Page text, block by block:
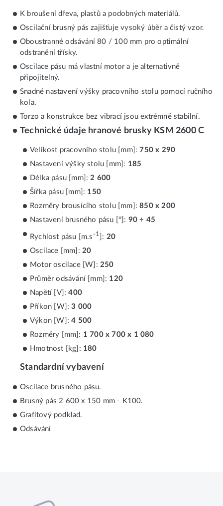
K broušení dřeva, plastů a podobných materiálů.
Oscilační brusný pás zajišťuje vysoký úběr a čistý vzor.
Oboustranné odsávání 80 / 100 mm pro optimální
odstranění třísky.
Oscilace pásu má vlastní motor a je alternativně
připojitelný.
Snadné nastavení výšky pracovního stolu pomocí ručního
kola.
Torzo a konstrukce bez vibrací jsou extrémně stabilní.
Technické údaje hranové brusky KSM 2600 C
Velikost pracovního stolu [mm]:750 x 290
Nastavení výšky stolu [mm]: 185
Délka pásu [mm]:2 600
Šířka pásu [mm]: 150
Rozměry brousícího stolu [mm]:850 x 200
Nastavení brusného pásu [°]: 90 ÷ 45
Rychlost pásu [m.s -1 ]: 20
Oscilace [mm]: 20
Motor oscilace [W]: 250
Průměr odsávání [mm]: 120
Napětí [V]:400
Příkon [W]:3 000
Výkon [W]:4 500
Rozměry [mm]: 1 700 x 700 x 1 080
Hmotnost [kg]: 180
Standardní vybavení
Oscilace brusného pásu.
Brusný pás 2 600 x 150 mm - K100.
Grafitový podklad.
Odsávání